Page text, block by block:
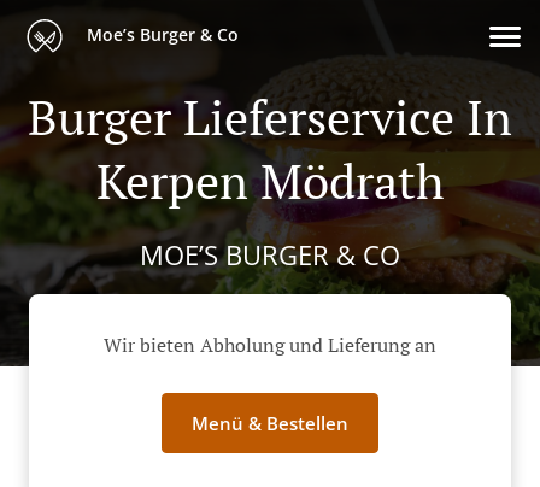
Moe’s Burger & Co
Burger Lieferservice In
Kerpen Mödrath
MOE’S BURGER & CO
Wir bieten Abholung und Lieferung an
Menü & Bestellen